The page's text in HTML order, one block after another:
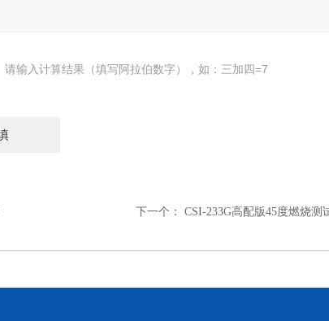
请输入计算结果（填写阿拉伯数字），如：三加四=7
下一个： CSI-233G高配版45度燃烧测